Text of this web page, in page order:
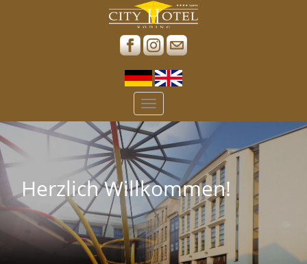
Toggle
navigation
Herzlich Willkommen!